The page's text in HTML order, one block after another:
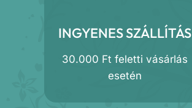
INGYENES SZÁLLÍTÁS
30.000 Ft feletti vásárlás
esetén